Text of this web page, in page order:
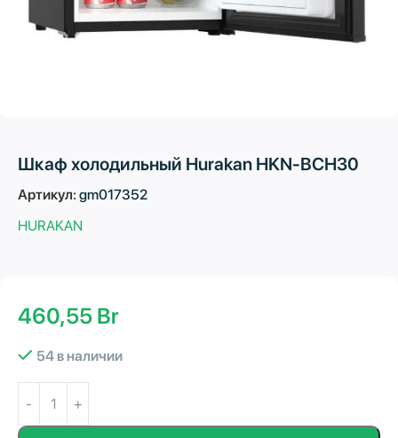
Шкаф холодильный Hurakan HKN-BCH30
Артикул:gm017352
HURAKAN
460,55 Br
54 в наличии